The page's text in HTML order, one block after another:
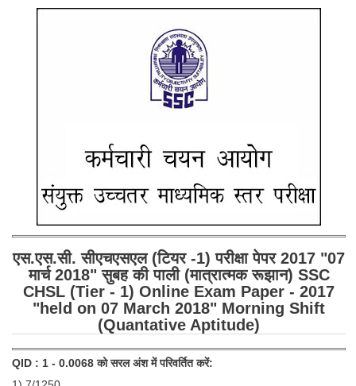
Scientific Assistant(IMD) PDF Notes
SSC Junior Engineer Notes
FREE Current Affairs
SSC CGL PDF Ebooks
SSC CHSL PDF Ebooks
SSC CGL
SSC CGL TIER-1
Tier-1 PAPERS
Tier-1 Syllabus
एस.एस.सी. सीएचएसएल (टियर -1) परीक्षा पेपर 2017 "07
मार्च 2018" सुबह की पाली (मात्रात्मक रूझान) SSC
CHSL (Tier - 1) Online Exam Paper - 2017
"held on 07 March 2018" Morning Shift
(Quantative Aptitude)
QID : 1 - 0.0068 को सरल अंश में परिवर्तित करें: